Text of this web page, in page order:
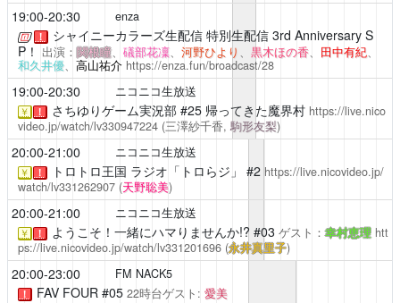
19:00-20:30 enza
！ シャイニーカラーズ生配信特別生配信 3rd Anniversary S
P！
出演：関根瞳、 礒部花凜、 河野ひより 黒木ほの香、 田中有紀、
和久井優、 高山祐介 https://enza.fun/broadcast/28
19:00-20:30 ニコニコ生放送
￥ ！ さちゆりゲーム実況部#25 帰ってきた魔界村 https://live.nico
video.jp/watch/lv330947224 (三澤紗千香, 駒形友梨)
20:00-21:00 ニコニコ生放送
￥ ！ トロトロ王国 ラジオ「トロらジ」 #2 https://live.nicovideo.jp/
watch/lv331262907 (天野聡美)
20:00-21:00 ニコニコ生放送
￥ ！ ようこそ！一緒にハマりませんか!? #03 ゲスト：幸村恵理 htt
ps://live.nicovideo.jp/watch/lv331201696 (永井真里子)
20:00-23:00 FM NACK5
！ FAV FOUR#05 22時台ゲスト: 愛美